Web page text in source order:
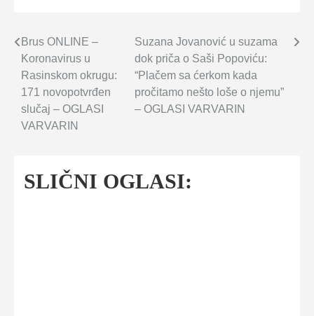
Navigacija
članaka
Brus ONLINE –
Koronavirus u
Rasinskom okrugu:
171 novopotvrđen
slučaj – OGLASI
VARVARIN
Suzana Jovanović u suzama
dok priča o Saši Popoviću:
“Plačem sa ćerkom kada
pročitamo nešto loše o njemu”
– OGLASI VARVARIN
SLIČNI OGLASI: